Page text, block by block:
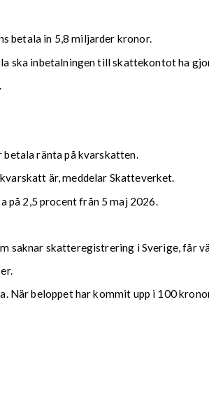
betala in 5,8 miljarder kronor.
ska inbetalningen till skattekontot ha
ränta på kvarskatten.
är, meddelar Skatteverket.
på 2,5 procent från 5 maj 2026.
saknar skatteregistrering i Sverige, får
När beloppet har kommit upp i 100